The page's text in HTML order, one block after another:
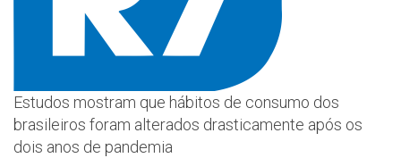
Estudos mostram que hábitos de consumo dos
brasileiros foram alterados drasticamente após os
dois anos de pandemia